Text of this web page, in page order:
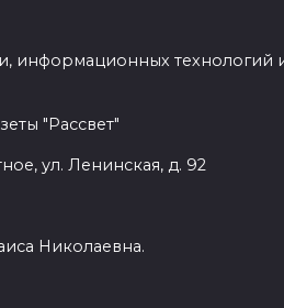
информационных технологий
"Рассвет"
ул. Ленинская, д. 92
Николаевна.